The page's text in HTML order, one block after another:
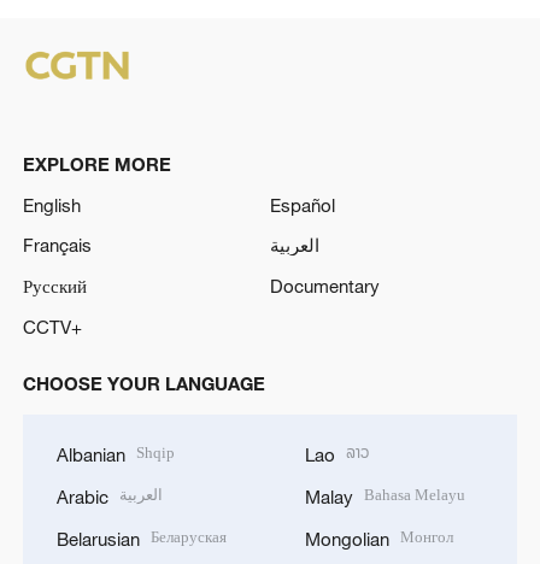
EXPLORE MORE
English
Español
Français
العربية
Русский
Documentary
CCTV+
CHOOSE YOUR LANGUAGE
Albanian Shqip
Arabic العربية
Belarusian Беларуская
Lao ລາວ
Malay Bahasa Melayu
Mongolian Монгол